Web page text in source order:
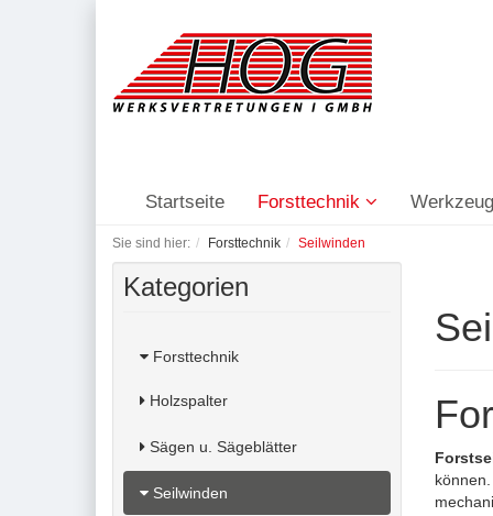
Startseite Forsttechnik
Sie sind hier: Forsttechnik Seilwinden
Kategorien
Forsttechnik
Holzspalter
Sägen u. Sägeblätter
Seilwinden